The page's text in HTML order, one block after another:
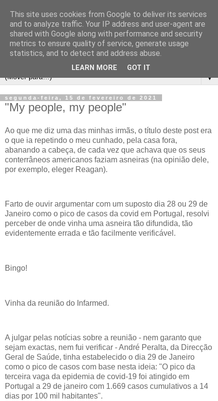
▼
segunda-feira, 15 de fevereiro de 2021
"My people, my people"
Ao que me diz uma das minhas irmãs, o título deste post era
o que ia repetindo o meu cunhado, pela casa fora,
abanando a cabeça, de cada vez que achava que os seus
conterrâneos americanos faziam asneiras (na opinião dele,
por exemplo, eleger Reagan).
Farto de ouvir argumentar com um suposto dia 28 ou 29 de
Janeiro como o pico de casos da covid em Portugal, resolvi
perceber de onde vinha uma asneira tão difundida, tão
evidentemente errada e tão facilmente verificável.
Bingo!
Vinha da reunião do Infarmed.
A julgar pelas notícias sobre a reunião - nem garanto que
sejam exactas, nem fui verificar - André Peralta, da Direcção
Geral de Saúde, tinha estabelecido o dia 29 de Janeiro
como o pico de casos com base nesta ideia: "O pico da
terceira vaga da epidemia de covid-19 foi atingido em
Portugal a 29 de janeiro com 1.669 casos cumulativos a 14
dias por 100 mil habitantes".
This site uses cookies from Google to deliver its services
and to analyze traffic. Your IP address and user-agent are
shared with Google along with performance and security
metrics to ensure quality of service, generate usage
statistics, and to detect and address abuse.
LEARN MORE GOT IT